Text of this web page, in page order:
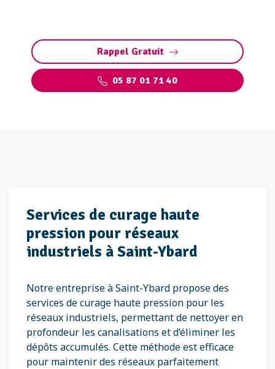
Rappel Gratuit
05 87 01 71 40
Services de curage haute
pression pour réseaux
industriels à Saint-Ybard
Notre entreprise à Saint-Ybard propose des
services de curage haute pression pour les
réseaux industriels, permettant de nettoyer en
profondeur les canalisations et d’éliminer les
dépôts accumulés. Cette méthode est efficace
pour maintenir des réseaux parfaitement